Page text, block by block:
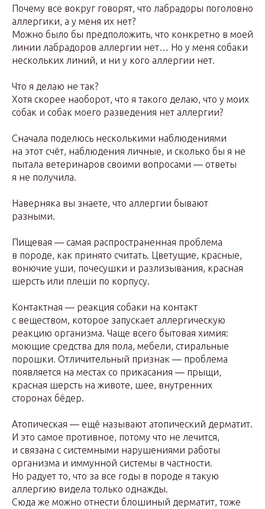
Почему все вокруг говорят, что лабрадоры поголовно
аллергики, а у меня их нет?
Можно было бы предположить, что конкретно в моей
линии лабрадоров аллергии нет… Но у меня собаки
нескольких линий, и ни у кого аллергии нет.
Что я делаю не так?
Хотя скорее наоборот, что я такого делаю, что у моих
собак и собак моего разведения нет аллергии?
Сначала поделюсь несколькими наблюдениями
на этот счёт, наблюдения личные, и сколько бы я не
пытала ветеринаров своими вопросами — ответы
я не получила.
Наверняка вы знаете, что аллергии бывают
разными.
Пищевая — самая распространенная проблема
в породе, как принято считать. Цветущие, красные,
вонючие уши, почесушки и разлизывания, красная
шерсть или плеши по корпусу.
Контактная — реакция собаки на контакт
с веществом, которое запускает аллергическую
реакцию организма. Чаще всего бытовая химия:
моющие средства для пола, мебели, стиральные
порошки. Отличительный признак — проблема
появляется на местах со прикасания — прыщи,
красная шерсть на животе, шее, внутренних
сторонах бёдер.
Атопическая — ещё называют атопический дерматит.
И это самое противное, потому что не лечится,
и связана с системными нарушениями работы
организма и иммунной системы в частности.
Но радует то, что за все годы в породе я такую
аллергию видела только однажды.
Сюда же можно отнести блошиный дерматит, тоже